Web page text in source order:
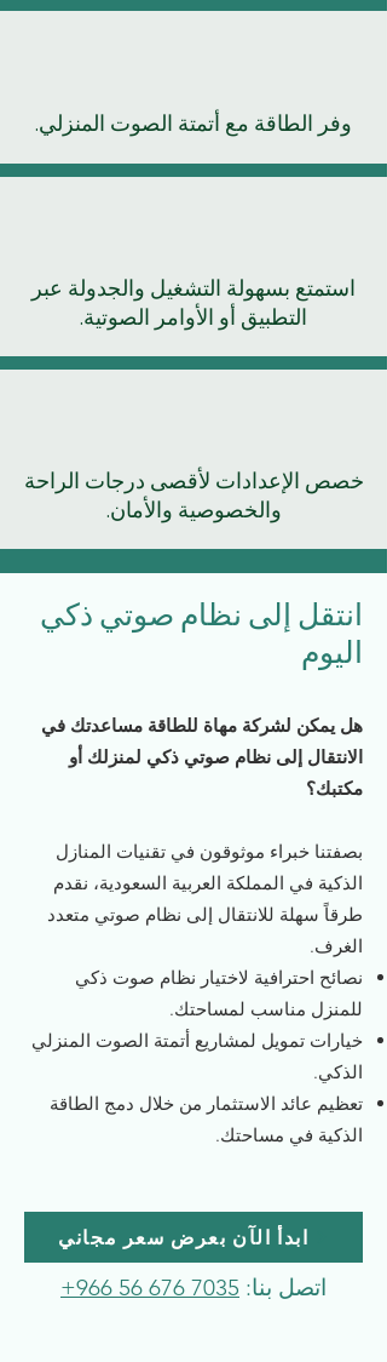
وفر الطاقة مع أتمتة الصوت المنزلي.
استمتع بسهولة التشغيل والجدولة عبر
التطبيق أو الأوامر الصوتية.
خصص الإعدادات لأقصى درجات الراحة
والخصوصية والأمان.
انتقل إلى نظام صوتي ذكي
اليوم
هل يمكن لشركة مهاة للطاقة مساعدتك في
الانتقال إلى نظام صوتي ذكي لمنزلك أو
مكتبك؟
بصفتنا خبراء موثوقون في تقنيات المنازل
الذكية في المملكة العربية السعودية، نقدم
طرقاً سهلة للانتقال إلى نظام صوتي متعدد
الغرف.
نصائح احترافية لاختيار نظام صوت ذكي
للمنزل مناسب لمساحتك.
خيارات تمويل لمشاريع أتمتة الصوت المنزلي
الذكي.
تعظيم عائد الاستثمار من خلال دمج الطاقة
الذكية في مساحتك.
ابدأ الآن بعرض سعر مجاني
اتصل بنا: ‎ +966 56 676 7035